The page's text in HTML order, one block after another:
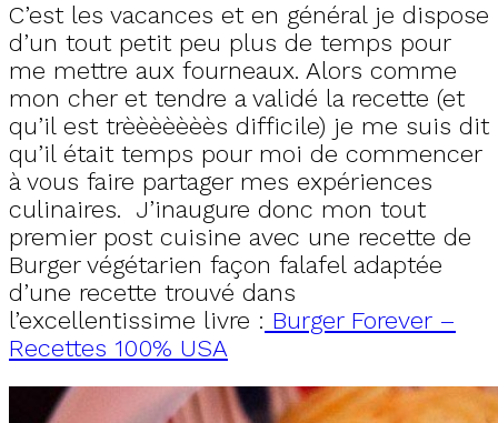
C’est les vacances et en général je dispose
d’un tout petit peu plus de temps pour
me mettre aux fourneaux. Alors comme
mon cher et tendre a validé la recette (et
qu’il est trèèèèèèès difficile) je me suis dit
qu’il était temps pour moi de commencer
à vous faire partager mes expériences
culinaires. J’inaugure donc mon tout
premier post cuisine avec une recette de
Burger végétarien façon falafel adaptée
d’une recette trouvé dans
l’excellentissime livre : Burger Forever –
Recettes 100% USA